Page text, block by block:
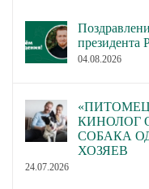
04.08.2026
«ПИТОМЕЦ
КИНОЛОГ
СОБАКА
ХОЗЯЕВ
24.07.2026